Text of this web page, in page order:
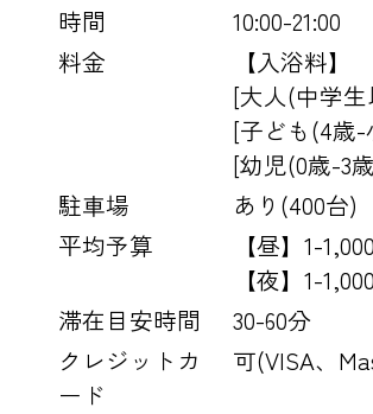
時間
10:00-21:00
料金
【入浴料】
[大人(中学生
[子ども(4歳-
[幼児(0歳-3
駐車場
あり(400台)
平均予算
【昼】1-
【夜】1-
滞在目安時間
30-60分
クレジットカ
ード
可(VISA、